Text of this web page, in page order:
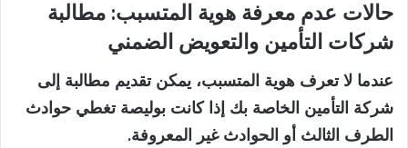
حالات عدم معرفة هوية المتسبب: مطالبة
شركات التأمين والتعويض الضمني
عندما لا تعرف هوية المتسبب، يمكن تقديم مطالبة إلى
شركة التأمين الخاصة بك إذا كانت بوليصة تغطي حوادث
الطرف الثالث أو الحوادث غير المعروفة.